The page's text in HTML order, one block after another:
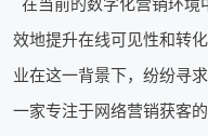
在当前的数字化营销环境
效地提升在线可见性和转
业在这一背景下，纷纷寻
一家专注于网络营销获客